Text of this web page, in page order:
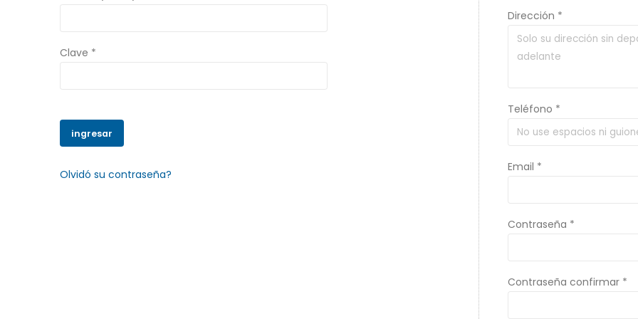
Clave *
Olvidó su contraseña?
Dirección *
Teléfono *
Email *
Contraseña *
Contraseña confirmar *